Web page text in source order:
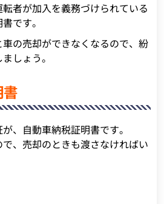
者が加入を義務づけられている
です。
の売却ができなくなるので、紛
しょう。
書
、自動車納税証明書です。
、売却のときも渡さなければい